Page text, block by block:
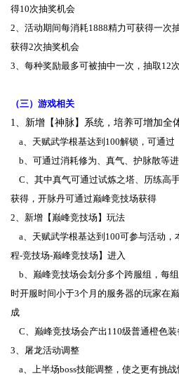
得10次抽奖机会
2、活动期间每消耗1888精力可获得一次
获得2次抽奖机会
3、每种奖励最多可被抽中一次，抽取12
（三）游戏相关
1、新增【神脉】系统，培养可增加全
a、天赋武学根基达到100解锁，可通过
b、可通过消耗修为、真气、护脉散等
C、其中真气可通过试炼之塔、历练高
获得，开脉丹可通过巅峰竞技场获得
2、新增【巅峰竞技场】玩法
a、天赋武学根基达到100可参与活动，
程-竞技场-巅峰竞技场】进入
b、巅峰竞技场会划分多个跨服组，每
时开服时间小于3个月的服务器的玩家在
成
C、巅峰竞技场会产出110级普通橙色
3、屠龙活动调整
a、上半场boss技能调整，使之更有挑战